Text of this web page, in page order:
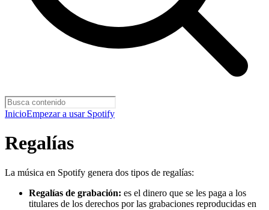
InicioEmpezar a usar Spotify
Regalías
La música en Spotify genera dos tipos de regalías:
Regalías de grabación: es el dinero que se les paga a los
titulares de los derechos por las grabaciones reproducidas en